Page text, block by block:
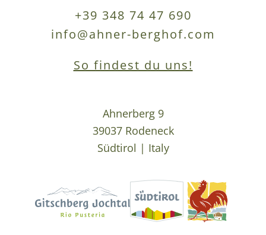
+39 348 74 47 690
info@ahner-berghof.com
So findest du uns!
Ahnerberg 9
39037 Rodeneck
Südtirol | Italy